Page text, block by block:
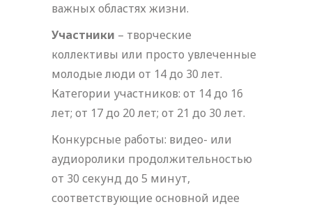
важных областях жизни.
Участники – творческие
коллективы или просто увлеченные
молодые люди от 14 до 30 лет.
Категории участников: от 14 до 16
лет; от 17 до 20 лет; от 21 до 30 лет.
Конкурсные работы: видео- или
аудиоролики продолжительностью
от 30 секунд до 5 минут,
соответствующие основной идее